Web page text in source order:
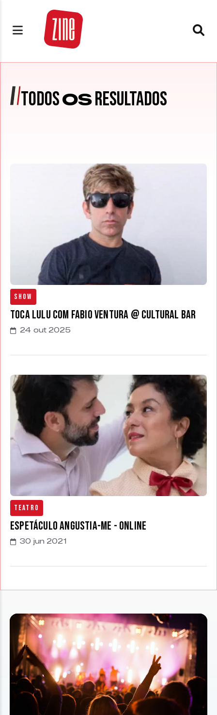
TODOSOSRESULTADOS
Show
Toca Lulu com Fabio Ventura @ Cultural Bar
24 out 2025
Teatro
Espetáculo Angustia-me - Online
30 jun 2021